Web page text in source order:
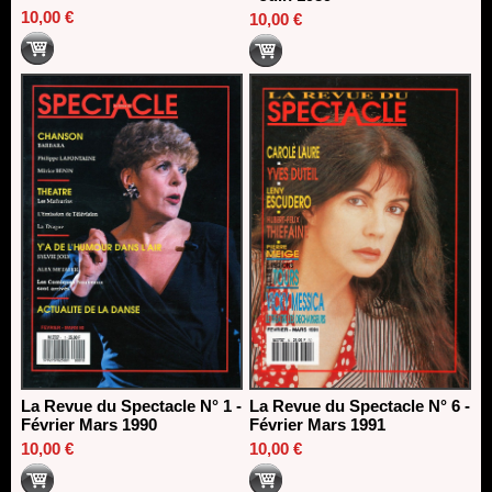
10,00 €
10,00 €
La Revue du Spectacle N° 1 -
Février Mars 1990
10,00 €
La Revue du Spectacle N° 6 -
Février Mars 1991
10,00 €